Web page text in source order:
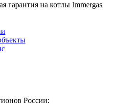
гарантия на котлы Immergas
России: